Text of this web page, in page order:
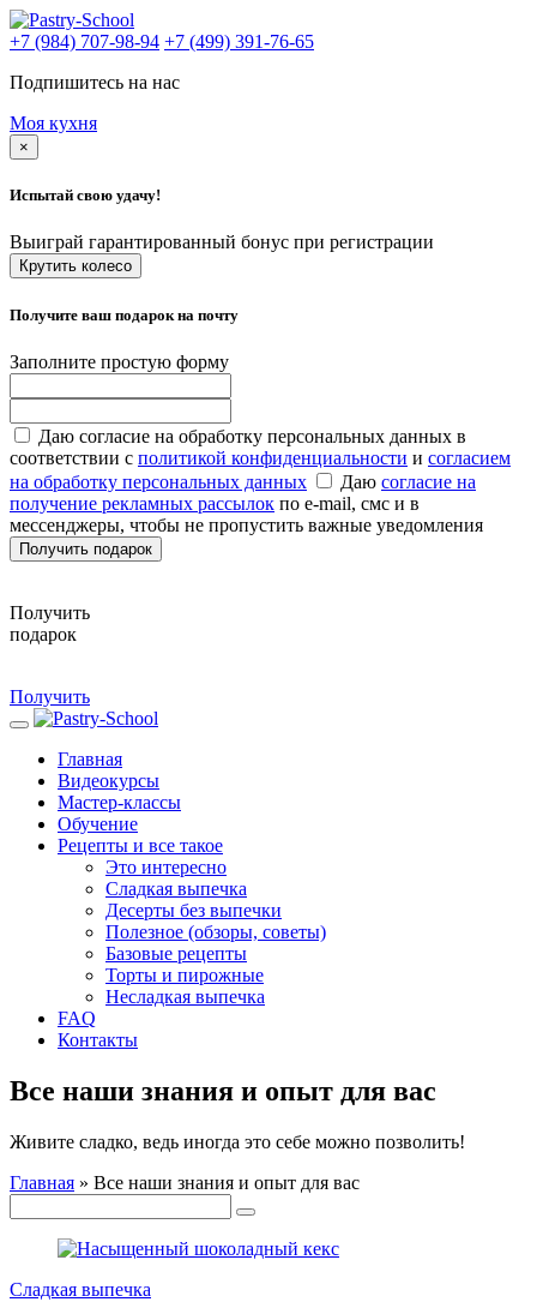
+7 (984) 707-98-94 +7 (499) 391-76-65
Подпишитесь на нас
Моя кухня
×
Испытай свою удачу!
Выиграй гарантированный бонус при регистрации
Крутить колесо
Получите ваш подарок на почту
Заполните простую форму
Даю согласие на обработку персональных данных в
соответствии с политикой конфиденциальности и согласием
на обработку персональных данных
Даю согласие на
получение рекламных рассылок по e-mail, смс и в
мессенджеры, чтобы не пропустить важные уведомления
Получить подарок
Получить
подарок
Получить
Главная
Видеокурсы
Мастер-классы
Обучение
Рецепты и все такое
Это интересно
Сладкая выпечка
Десерты без выпечки
Полезное (обзоры, советы)
Базовые рецепты
Торты и пирожные
Несладкая выпечка
FAQ
Контакты
Все наши знания и опыт для вас
Живите сладко, ведь иногда это себе можно позволить!
Главная » Все наши знания и опыт для вас
Сладкая выпечка